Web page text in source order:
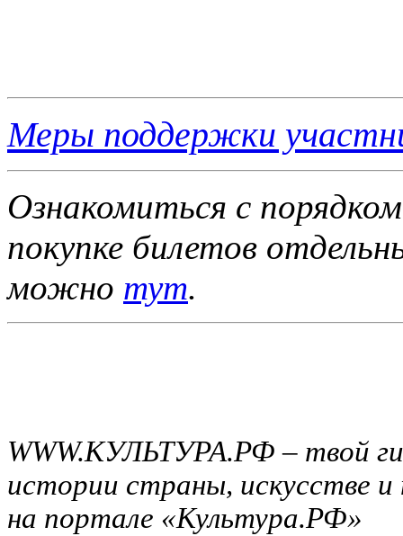
Меры поддержки
Ознакомиться с
покупке билетов
можно тут.
WWW.КУЛЬТУРА.РФ – твой
истории страны, искусстве
на портале «Культура.РФ»